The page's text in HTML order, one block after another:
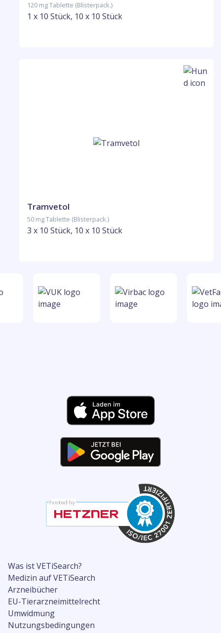
120 mg Tablette (Blisterpack.)
1 x 10 Stück, 10 x 10 Stück
Tramvetol
50 mg Tablette (Blisterpack.)
3 x 10 Stück, 10 x 10 Stück
Was ist VETiSearch?
Medizin auf VETiSearch
Arzneibücher
EU-Tierarzneimittelrecht
Umwidmung
Nutzungsbedingungen